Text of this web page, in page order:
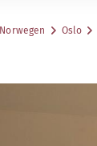
Norwegen Oslo